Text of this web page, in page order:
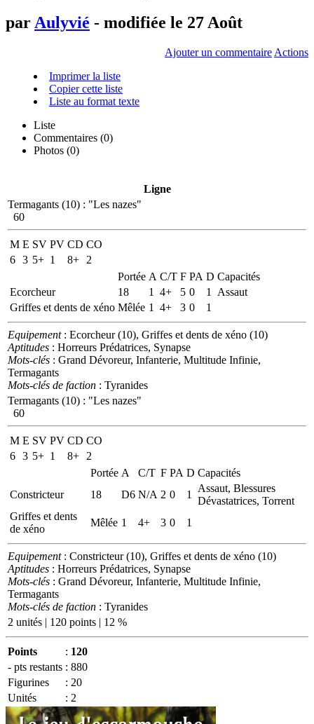
par Aulyvié - modifiée le 27 Août
Ajouter un commentaire Actions
Imprimer la liste
Copier cette liste
Liste au format texte
Liste
Commentaires (0)
Photos (0)
Ligne
Termagants (10) : "Les nazes"
60
M E SV PV CD CO
6 3 5+ 1 8+
2
Portée A C/T F PA D Capacités
Ecorcheur
18 1 4+ 5 0 1
Assaut
Griffes et dents de xéno Mêlée 1 4+ 3 0 1
Equipement: Ecorcheur (10), Griffes et dents de xéno (10)
Aptitudes : Horreurs Prédatrices, Synapse
Mots-clés : Grand Dévoreur, Infanterie, Multitude Infinie,
Termagants
Mots-clés de faction : Tyranides
Termagants (10) : "Les nazes"
60
M E SV PV CD CO
6 3 5+ 1 8+
2
Portée A C/T F PA D Capacités
Constricteur
18 D6 N/A 2 0 1
Assaut, Blessures
Dévastatrices, Torrent
Griffes et dents
de xéno
Mêlée 1 4+ 3 0 1
Equipement: Constricteur (10), Griffes et dents de xéno (10)
Aptitudes : Horreurs Prédatrices, Synapse
Mots-clés : Grand Dévoreur, Infanterie, Multitude Infinie,
Termagants
Mots-clés de faction : Tyranides
2 unités | 120 points | 12 %
Points : 120
- pts restants : 880
Figurines
: 20
Unités
: 2